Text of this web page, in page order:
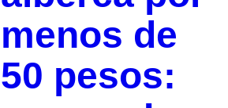
menos de
50 pesos: